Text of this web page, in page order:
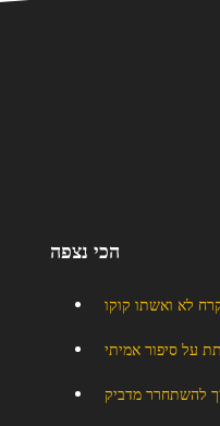
הכי נצפה
לא ואשתו קוקו
על סיפור אמיתי
להשתחרר מדביק